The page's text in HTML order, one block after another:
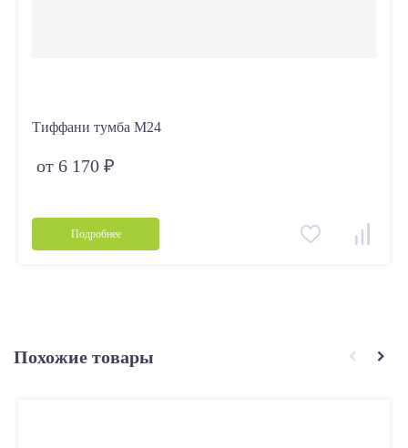
Тиффани тумба М24
от 6 170 ₽
Подробнее
Похожие товары